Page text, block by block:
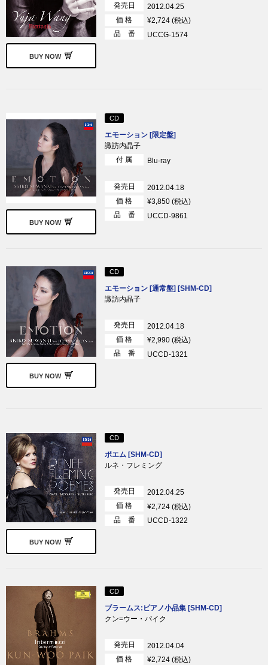
BUY NOW
発売日
2012.04.25
価 格
¥2,724 (税込)
品 番
UCCG-1574
BUY NOW
CD
エモーション [限定盤]
諏訪内晶子
付 属
Blu-ray
発売日
2012.04.18
価 格
¥3,850 (税込)
品 番
UCCD-9861
BUY NOW
CD
エモーション [通常盤] [SHM-CD]
諏訪内晶子
発売日
2012.04.18
価 格
¥2,990 (税込)
品 番
UCCD-1321
BUY NOW
CD
ポエム [SHM-CD]
ルネ・フレミング
発売日
2012.04.25
価 格
¥2,724 (税込)
品 番
UCCD-1322
CD
ブラームス:ピアノ小品集 [SHM-CD]
クン=ウー・パイク
発売日
2012.04.04
価 格
¥2,724 (税込)